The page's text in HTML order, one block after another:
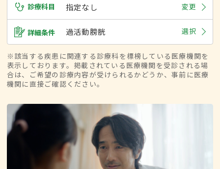
診療科目 指定なし 変更
詳細条件 過活動膀胱 選択
※該当する疾患に関連する診療科を標榜している医療機関を
表示しております。掲載されている医療機関を受診される場
合は、ご希望の診療内容が受けられるかどうか、事前に医療
機関に直接ご確認ください。